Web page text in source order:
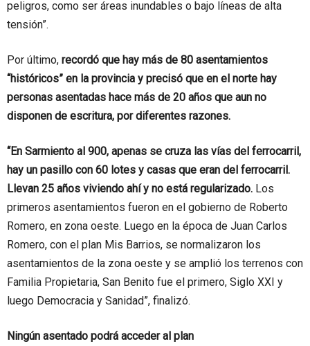
peligros, como ser áreas inundables o bajo líneas de alta
tensión”.
Por último, recordó que hay más de 80 asentamientos
“históricos” en la provincia y precisó que en el norte hay
personas asentadas hace más de 20 años que aun no
disponen de escritura, por diferentes razones.
“En Sarmiento al 900, apenas se cruza las vías del ferrocarril,
hay un pasillo con 60 lotes y casas que eran del ferrocarril.
Llevan 25 años viviendo ahí y no está regularizado. Los
primeros asentamientos fueron en el gobierno de Roberto
Romero, en zona oeste. Luego en la época de Juan Carlos
Romero, con el plan Mis Barrios, se normalizaron los
asentamientos de la zona oeste y se amplió los terrenos con
Familia Propietaria, San Benito fue el primero, Siglo XXI y
luego Democracia y Sanidad”, finalizó.
Ningún asentado podrá acceder al plan